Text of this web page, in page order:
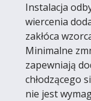
Instalacja
wiercenia
zakłóca
Minimalne
zapewniają
chłodzącego
nie jest